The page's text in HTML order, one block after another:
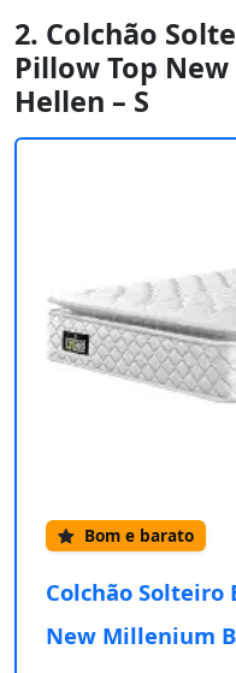
2. Colchão
Pillow Top
Hellen – S
Bom e barato
Colchão Solteiro
New Millenium